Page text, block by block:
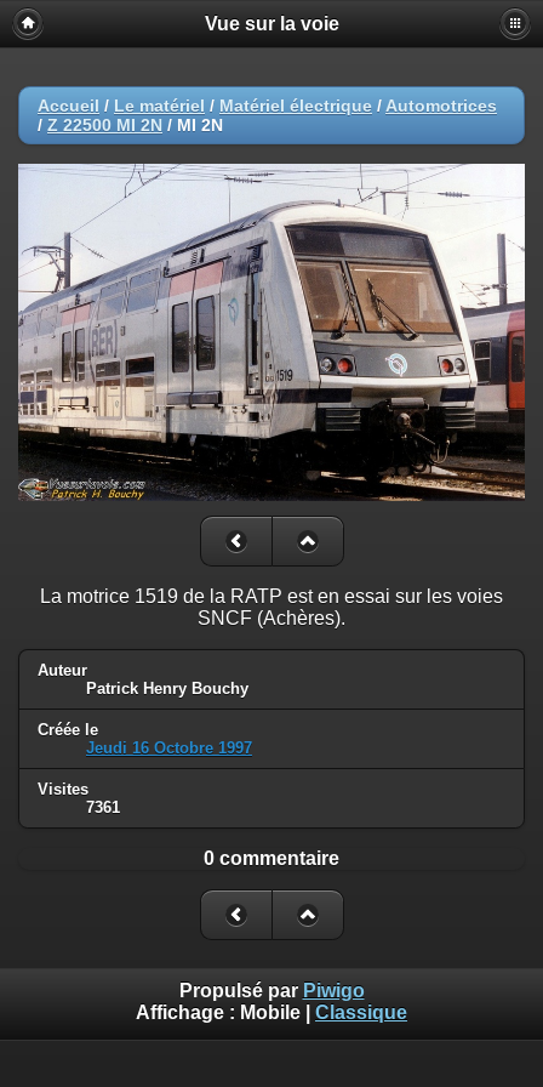
Vue sur la voie
Accueil / Le matériel / Matériel électrique / Automotrices
/ Z 22500 MI 2N / MI 2N
La motrice 1519 de la RATP est en essai sur les voies
SNCF (Achères).
Auteur
Patrick Henry Bouchy
Créée le
Jeudi 16 Octobre 1997
Visites
7361
0 commentaire
Propulsé par Piwigo
Affichage : Mobile Classique